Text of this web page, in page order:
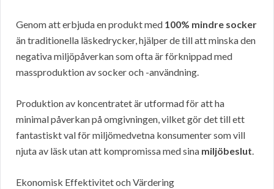
Genom att erbjuda en produkt med 100% mindre socker
än traditionella läskedrycker, hjälper de till att minska den
negativa miljöpåverkan som ofta är förknippad med
massproduktion av socker och -användning.
Produktion av koncentratet är utformad för att ha
minimal påverkan på omgivningen, vilket gör det till ett
fantastiskt val för miljömedvetna konsumenter som vill
njuta av läsk utan att kompromissa med sina miljöbeslut.
Ekonomisk Effektivitet och Värdering